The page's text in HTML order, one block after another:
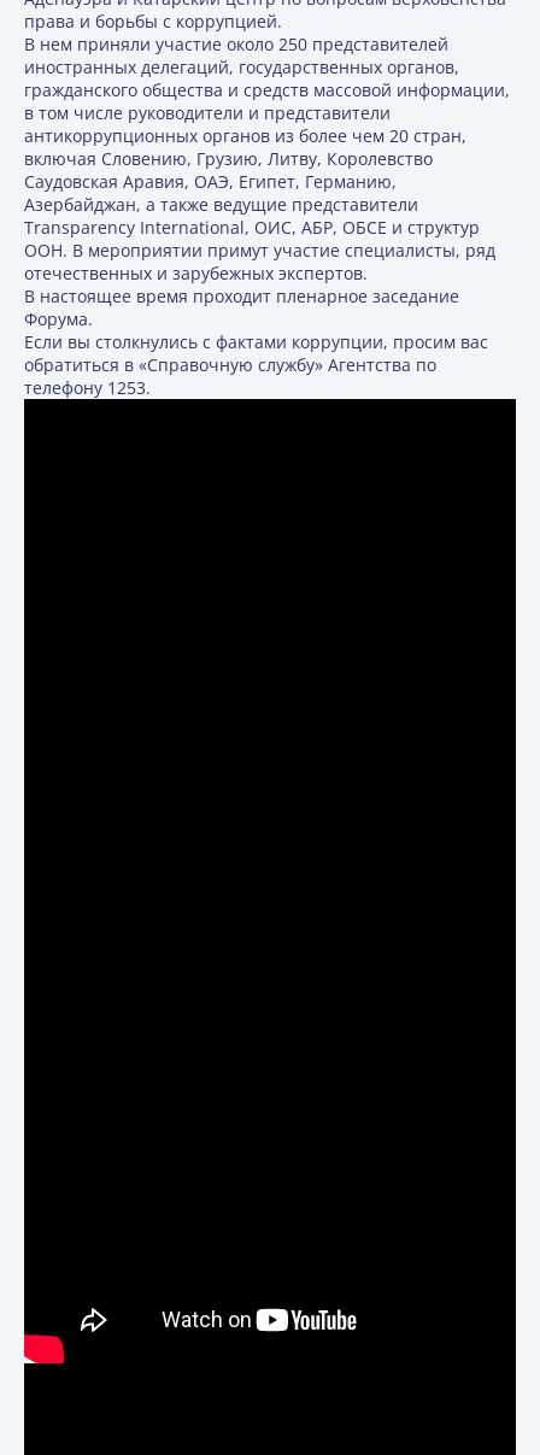
права и борьбы с коррупцией.
В нем приняли участие около 250 представителей
иностранных делегаций, государственных органов,
гражданского общества и средств массовой информации,
в том числе руководители и представители
антикоррупционных органов из более чем 20 стран,
включая Словению, Грузию, Литву, Королевство
Саудовская Аравия, ОАЭ, Египет, Германию,
Азербайджан, а также ведущие представители
Transparency International, ОИС, АБР, ОБСЕ и структур
ООН. В мероприятии примут участие специалисты, ряд
отечественных и зарубежных экспертов.
В настоящее время проходит пленарное заседание
Форума.
Если вы столкнулись с фактами коррупции, просим вас
обратиться в «Справочную службу» Агентства по
телефону 1253.